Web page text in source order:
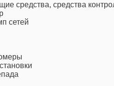
средства, средства
сетей